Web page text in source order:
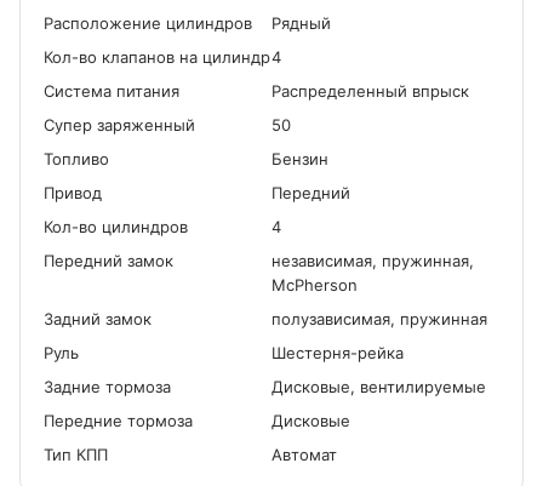
Расположение цилиндров
Рядный
Кол-во клапанов на цилиндр4
Система питания
Распределенный впрыск
Cупер заряженный
50
Топливо
Бензин
Привод
Передний
Кол-во цилиндров
4
Передний замок
независимая, пружинная,
McPherson
Задний замок
полузависимая, пружинная
Руль
Шестерня-рейка
Задние тормоза
Дисковые, вентилируемые
Передние тормоза
Дисковые
Тип КПП
Автомат